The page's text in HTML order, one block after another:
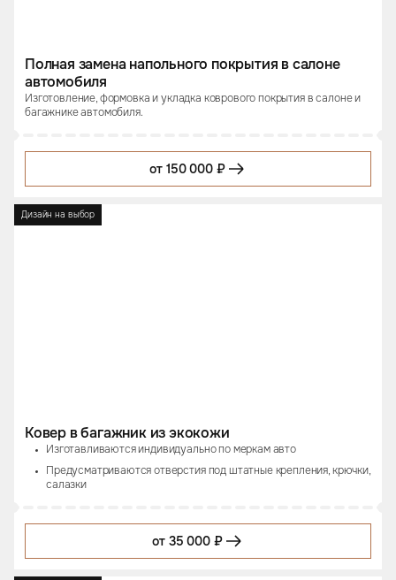
Полная замена напольного покрытия в салоне
автомобиля
Изготовление, формовка и укладка коврового покрытия в салоне и
багажнике автомобиля.
от 150 000 ₽
Дизайн на выбор
Ковер в багажник из экокожи
Изготавливаются индивидуально по меркам авто
Предусматриваются отверстия под штатные крепления, крючки,
салазки
от 35 000 ₽